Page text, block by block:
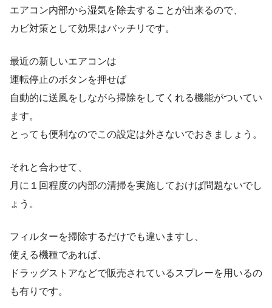
エアコン内部から湿気を除去することが出来るので、
カビ対策として効果はバッチリです。
最近の新しいエアコンは
運転停止のボタンを押せば
自動的に送風をしながら掃除をしてくれる機能がついてい
ます。
とっても便利なのでこの設定は外さないでおきましょう。
それと合わせて、
月に１回程度の内部の清掃を実施しておけば問題ないでし
ょう。
フィルターを掃除するだけでも違いますし、
使える機種であれば、
ドラッグストアなどで販売されているスプレーを用いるの
も有りです。